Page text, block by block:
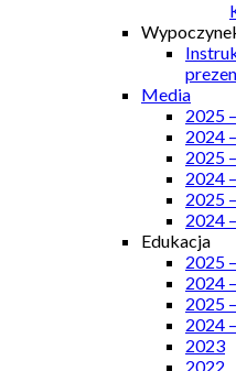
Media
2025
2024
2025
2024
2025
2024
Edukacja
2025
2024
2025
2024
2023
2022